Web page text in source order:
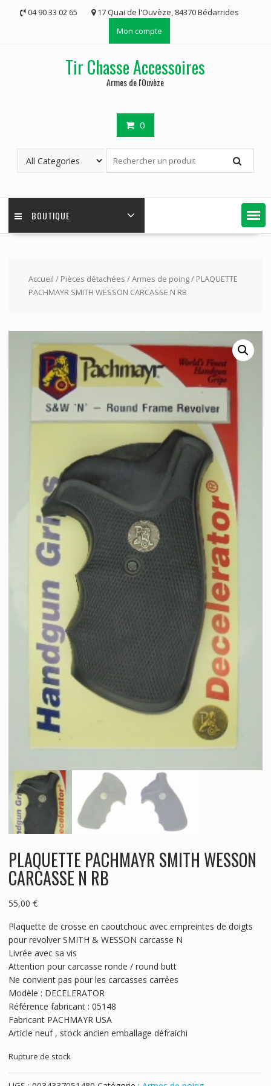
04 90 33 02 65
17 Quai de l'Ouvèze, 84370 Bédarrides
Mon compte
Tir Chasse Accessoires
Armes de l'Ouvèze
0
BOUTIQUE
Accueil / Pièces détachées /Armes de poing/ PLAQUETTE
PACHMAYR SMITH WESSON CARCASSE N RB
PLAQUETTE PACHMAYR SMITH WESSON
CARCASSE N RB
55,00 €
Plaquette de crosse en caoutchouc avec empreintes de doigts
pour revolver SMITH & WESSON carcasse N
Livrée avec sa vis
Attention pour carcasse ronde / round butt
Ne convient pas pour les carcasses carrées
Modèle : DECELERATOR
Référence fabricant : 05148
Fabricant PACHMAYR USA
Article neuf , stock ancien emballage défraichi
Rupture de stock